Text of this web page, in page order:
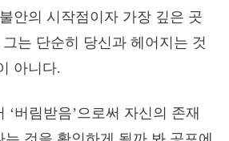
안의 시작점이자 가장 깊은 곳
는 단순히 당신과 헤어지는 것
아니다.
‘버림받음’으로써 자신의 존재